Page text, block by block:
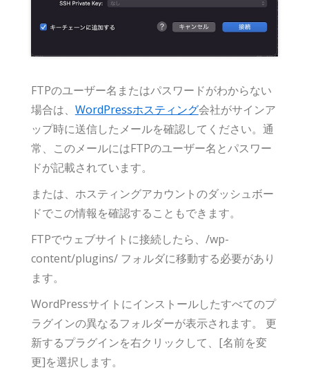
FTPのユーザー名またはパスワードがわからない
場合は、 WordPressホスティング会社がサインア
ップ時に送信したメールを確認してください。通
常、このメールにはFTPのユーザー名とパスワー
ドが記載されています。
または、ホスティングアカウントのダッシュボー
ドでこの情報を確認することもできます。
FTPでウェブサイトに接続したら、/wp-
content/plugins/ フォルダに移動する必要があり
ます。
WordPressサイトにインストールしたすべてのプ
ラグインの異なるフォルダーが表示されます。 更
新するプラグインを右クリックして、[名前を変
更]を選択します。